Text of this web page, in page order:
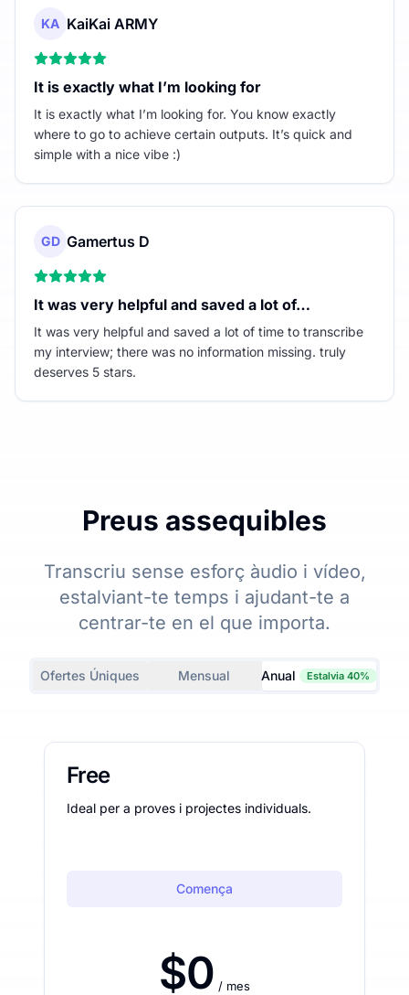
KA KaiKai ARMY
It is exactly what I’m looking for
It is exactly what I’m looking for. You know exactly
where to go to achieve certain outputs. It’s quick and
simple with a nice vibe :)
GD Gamertus D
It was very helpful and saved a lot of…
It was very helpful and saved a lot of time to transcribe
my interview; there was no information missing. truly
deserves 5 stars.
Preus assequibles
Transcriu sense esforç àudio i vídeo,
estalviant-te temps i ajudant-te a
centrar-te en el que importa.
Ofertes Úniques Mensual Anual Estalvia 40%
Free
Ideal per a proves i projectes individuals.
Comença
$0 / mes